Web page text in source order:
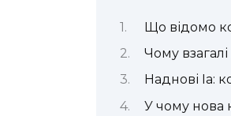
Що відомо
Чому
Наднові Ia:
У чому нова